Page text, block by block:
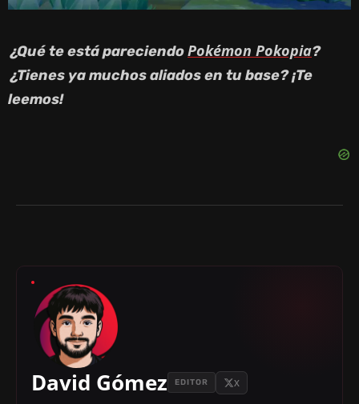
¿Qué te está pareciendoPokémon Pokopia?
¿Tienes ya muchos aliados en tu base? ¡Te
leemos!
David Gómez EDITOR X